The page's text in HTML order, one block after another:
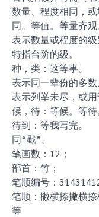
数量、程度相同，
同。等值。等量齐观
表示数量或程度的级
特指台阶的级。
种，类：这等事。
表示同一辈份的多数
表示列举未尽，或用
候，待：等候。等待
待到：等我写完。
同“戥”。
笔画数：12；
部首：竹；
笔顺编号：
笔顺：撇横捺撇横
等